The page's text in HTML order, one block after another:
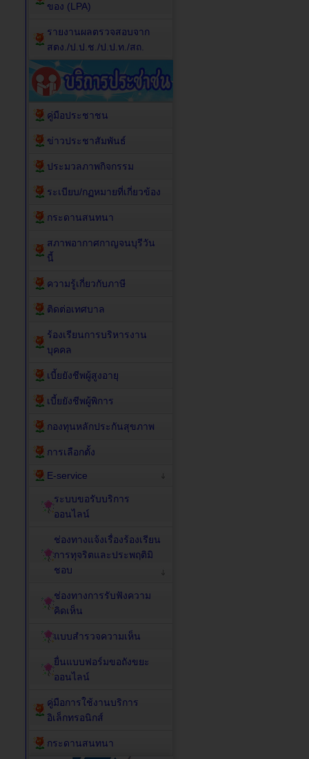
ของ (LPA)
รายงานผลตรวจสอบจาก
สตง./ป.ป.ช./ป.ป.ท./สถ.
คู่มือประชาชน
ข่าวประชาสัมพันธ์
ประมวลภาพกิจกรรม
ระเบียบ/กฏหมายที่เกี่ยวข้อง
กระดานสนทนา
สภาพอากาศกาญจนบุรีวัน
นี้
ความรู้เกี่ยวกับภาษี
ติดต่อเทศบาล
ร้องเรียนการบริหารงาน
บุคคล
เบี้ยยังชีพผู้สูงอายุ
เบี้ยยังชีพผู้พิการ
กองทุนหลักประกันสุขภาพ
การเลือกตั้ง
E-service
ระบบขอรับบริการ
ออนไลน์
ช่องทางแจ้งเรื่องร้องเรียน
การทุจริตและประพฤติมิ
ชอบ
ช่องทางการรับฟังความ
คิดเห็น
แบบสำรวจความเห็น
ยื่นแบบฟอร์มขอถังขยะ
ออนไลน์
คู่มือการใช้งานบริการ
อิเล็กทรอนิกส์
กระดานสนทนา